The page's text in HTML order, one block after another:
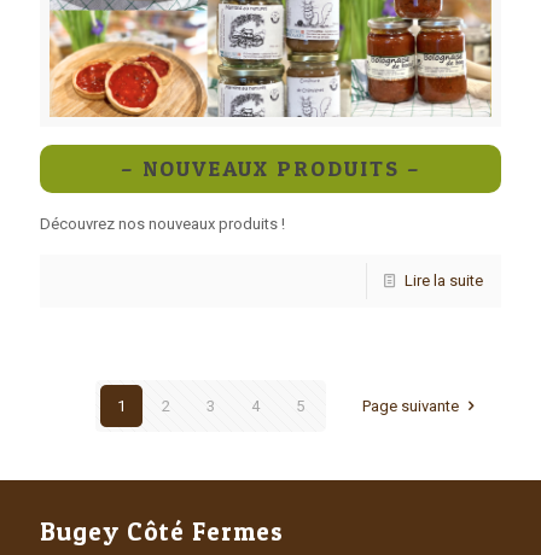
– NOUVEAUX PRODUITS –
Découvrez nos nouveaux produits !
Lire la suite
1 2 3 4 5 Page suivante
Bugey Côté Fermes